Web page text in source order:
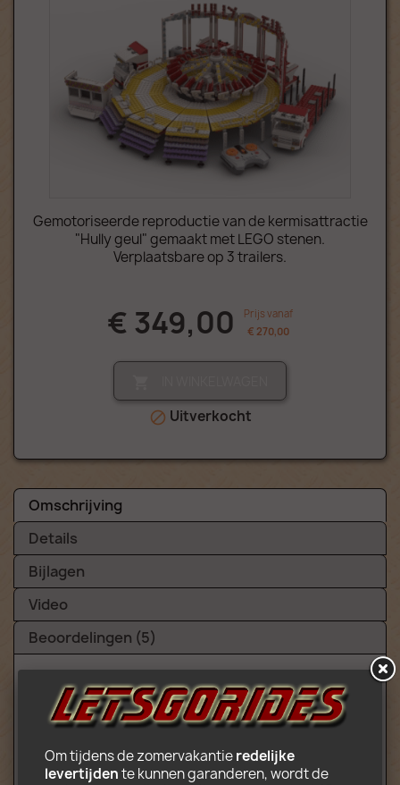
Gemotoriseerde reproductie van de kermisattractie
"Hully geul" gemaakt met LEGO stenen.
Verplaatsbare op 3 trailers.
€ 349,00
Prijs vanaf
€ 270,00
 Uitverkocht
Omschrijving
Details
Bijlagen
Video
Beoordelingen (5)
Inhoud:
draaien en worden opgetild door een
autonome rotor)
Om tijdens de zomervakantie redelijke
levertijden te kunnen garanderen, wordt de